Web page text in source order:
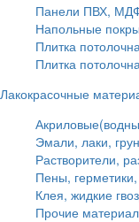
Панели ПВХ,
Напольные
Плитка
Плитка
Лакокрасочные
Эмали, лаки,
Растворители,
Пены, герметики,
Клея, жидкие
Прочие